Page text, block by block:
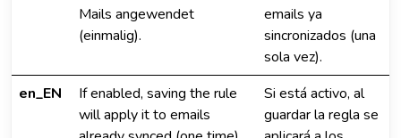
Mails angewendet
(einmalig).
emails ya
sincronizados (una
sola vez).
en_EN
If enabled, saving the rule
will apply it to emails
Si está activo, al
guardar la regla se